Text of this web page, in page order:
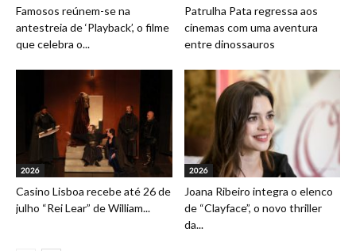
Famosos reúnem-se na
antestreia de ‘Playback’, o filme
que celebra o...
Patrulha Pata regressa aos
cinemas com uma aventura
entre dinossauros
2026
Casino Lisboa recebe até 26 de
julho “Rei Lear” de William...
2026
Joana Ribeiro integra o elenco
de “Clayface”, o novo thriller
da...